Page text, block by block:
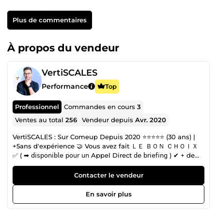
Plus de commentaires
À propos du vendeur
VertiSCALES
Performance Top
Professionnel Commandes en cours3
Ventes au total256 Vendeur depuisAvr. 2020
VertiSCALES : Sur Comeup Depuis 2020 ⭐⭐⭐⭐⭐ (30 ans) |
+5ans d'expérience 🤝 Vous avez fait ＬＥ ＢＯＮ ＣＨＯＩＸ
✅ ( ➡ 𝖽𝗂𝗌𝗉𝗈𝗇𝗂𝖻𝗅𝖾 𝗉𝗈𝗎𝗋 𝗎𝗇 Appel Direct 𝖽𝖾 𝖻𝗋𝗂𝖾𝖿𝗂𝗇𝗀 ) ✔ + de
600 𝖢𝖫𝖨𝖤𝖭𝖳𝖲 𝗆'𝗈𝗇𝗍 𝖥𝖠𝖨𝖳 𝖢𝖮𝖭𝖥𝖨𝖠𝖭𝖢𝖤 🔥🚀 +1.720 𝖵𝗂𝖽𝖾𝗈𝗌
𝖬𝗈𝗇𝗍𝖾𝖾𝗌 ✔ 𝖥𝖴𝖫𝖫-𝖳𝖨𝖬𝖤 𝖵𝗂𝖽𝖾𝗈 𝖤𝖽𝗂𝗍𝗈𝗋 📹 𝖬𝗈𝗇𝗍𝖾𝗎𝗋𝗌 𝖵𝗂𝖽𝖾𝗈 𝖺 𝖯𝗅𝖾𝗂𝗇
𝖳𝖾𝗆𝗉𝗌 ✔ 𝗌𝗎𝗋 𝖢𝖮𝖬𝖤𝖴𝖯 : 𝖣𝖾𝗉𝗎𝗂𝗌 𝖠𝗏𝗋𝗂𝗅 2020 🗓🚀 ✔ ✅ ✧
𝖣𝗂𝗌𝗉𝗈𝗇𝗂𝖻𝗅𝖾 7𝗃/7 ✧ 🗓 ✧ ✔ + 𝖯𝗋𝗈𝗆𝗉𝗍 𝖤𝗇𝗀𝗂𝗇𝖾𝖾𝗋𝗌 🤖 Contactez-
moi 24/7 !! On va vous répondre aussitôt ! ➡️ &quot;* Étant
Contacter le vendeur
En savoir plus